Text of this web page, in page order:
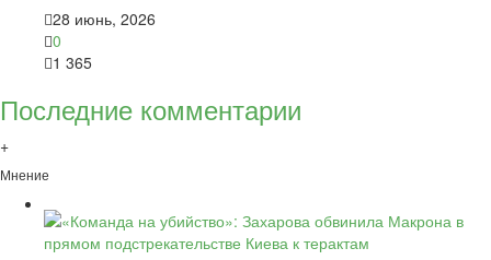
28 июнь, 2026
0
1 365
Последние комментарии
+
Мнение